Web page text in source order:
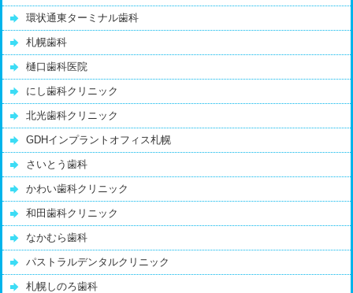
環状通東ターミナル歯科
札幌歯科
樋口歯科医院
にし歯科クリニック
北光歯科クリニック
GDHインプラントオフィス札幌
さいとう歯科
かわい歯科クリニック
和田歯科クリニック
なかむら歯科
パストラルデンタルクリニック
札幌しのろ歯科